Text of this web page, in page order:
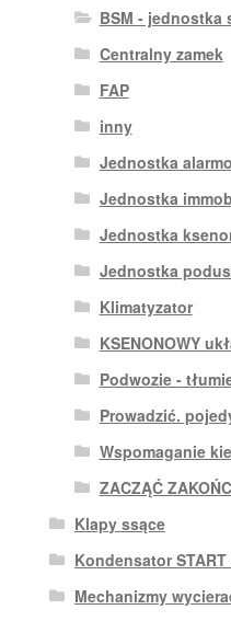
BSM - jednostka
Centralny zamek
FAP
inny
Jednostka
Jednostka
Jednostka
Jednostka
Klimatyzator
KSENONOWY
Podwozie -
Prowadzić.
Wspomaganie
ZACZĄĆ
Klapy ssące
Kondensator START
Mechanizmy